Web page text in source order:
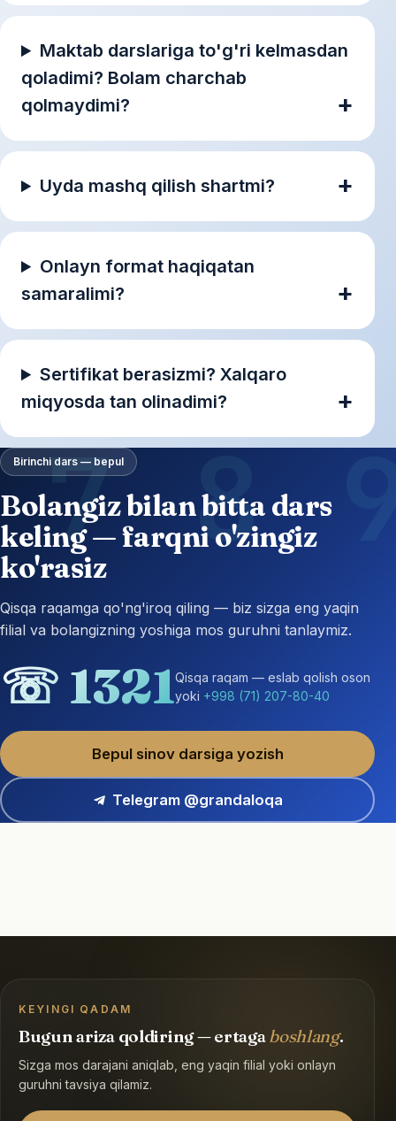
Maktab darslariga to'g'ri kelmasdan
qoladimi? Bolam charchab
qolmaydimi?
Uyda mashq qilish shartmi?
Onlayn format haqiqatan
samaralimi?
Sertifikat berasizmi? Xalqaro
miqyosda tan olinadimi?
Birinchi dars — bepul
Bolangiz bilan bitta dars
keling — farqni o'zingiz
ko'rasiz
Qisqa raqamga qo'ng'iroq qiling — biz sizga eng yaqin
filial va bolangizning yoshiga mos guruhni tanlaymiz.
☏ 1321Qisqa raqam — eslab qolish oson
yoki +998 (71) 207-80-40
Bepul sinov darsiga yozish
Telegram @grandaloqa
KEYINGI QADAM
Bugun ariza qoldiring — ertagaboshlang.
Sizga mos darajani aniqlab, eng yaqin filial yoki onlayn
guruhni tavsiya qilamiz.